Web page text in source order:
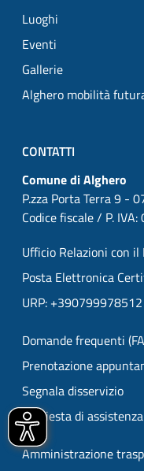
Luoghi
Eventi
Gallerie
Alghero mobilità
CONTATTI
Comune di Alghero
P.zza Porta Terra 9 -
Codice fiscale / P.
Ufficio Relazioni con il
Posta Elettronica
URP: +390799978512
Domande frequenti
Prenotazione
Segnala disservizio
Richiesta di assistenza
Amministrazione